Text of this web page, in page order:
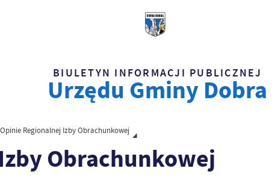
BIULETYN INFORMACJI PUBLICZNEJ
Urzędu Gminy Dobra
Opinie Regionalnej Izby Obrachunkowej
Obrachunkowej